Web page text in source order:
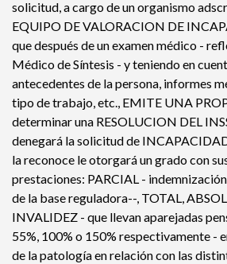
solicitud, a cargo de un organismo
EQUIPO DE VALORACION DE
que después de un examen médico -
Médico de Síntesis - y teniendo en
antecedentes de la persona, informes
tipo de trabajo, etc., EMITE UNA
determinar una RESOLUCION DEL
denegará la solicitud de
la reconoce le otorgará un grado con
prestaciones: PARCIAL -
de la base reguladora--, TOTAL,
INVALIDEZ - que llevan aparejadas
55%, 100% o 150% respectivamente -
de la patología en relación con las